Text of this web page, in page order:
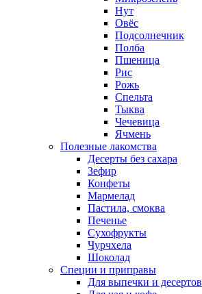
Нут
Овёс
Подсолнечник
Полба
Пшеница
Рис
Рожь
Спельта
Тыква
Чечевица
Ячмень
Полезные лакомства
Десерты без сахара
Зефир
Конфеты
Мармелад
Пастила, смоква
Печенье
Сухофрукты
Чурчхела
Шоколад
Специи и приправы
Для выпечки и десертов